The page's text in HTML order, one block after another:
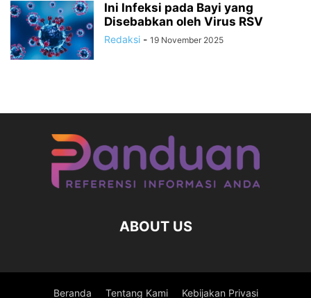
Ini Infeksi pada Bayi yang
Disebabkan oleh Virus RSV
Redaksi - 19 November 2025
ABOUT US
Beranda Tentang Kami Kebijakan Privasi